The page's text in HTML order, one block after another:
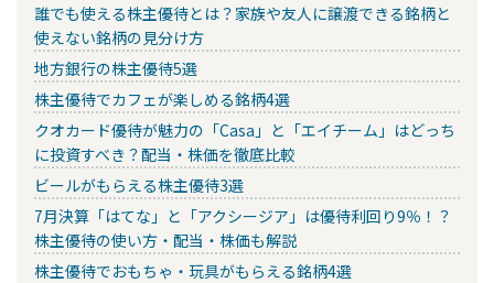
誰でも使える株主優待とは？家族や友人に譲渡できる銘柄と
使えない銘柄の見分け方
地方銀行の株主優待5選
株主優待でカフェが楽しめる銘柄4選
クオカード優待が魅力の「Casa」と「エイチーム」はどっち
に投資すべき？配当・株価を徹底比較
ビールがもらえる株主優待3選
7月決算「はてな」と「アクシージア」は優待利回り9％！？
株主優待の使い方・配当・株価も解説
株主優待でおもちゃ・玩具がもらえる銘柄4選